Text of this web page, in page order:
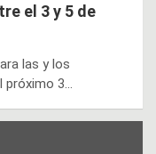
el 3 y 5 de
las y los
próximo 3…